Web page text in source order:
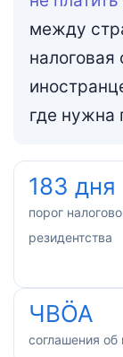
между
где нужна
183 дня
порог
резидентства
ЧВÖA
соглашения об